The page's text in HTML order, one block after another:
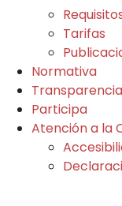
Tarifas
Normativa
Transparencia
Participa
Atención a la